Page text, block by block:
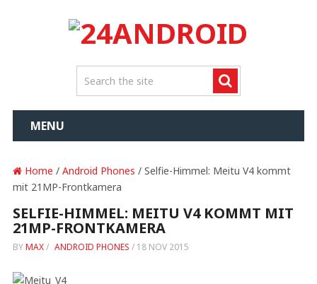
MENU
Home / Android Phones / Selfie-Himmel: Meitu V4 kommt
mit 21MP-Frontkamera
SELFIE-HIMMEL: MEITU V4 KOMMT MIT
21MP-FRONTKAMERA
BYMAX/ ANDROID PHONES / 18 NOV 2015